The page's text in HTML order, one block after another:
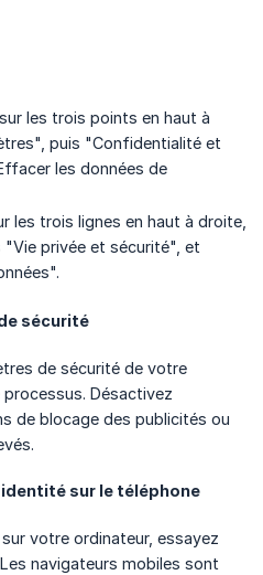
les trois points en haut à
puis "Confidentialité et
les données de
les trois lignes en haut à droite,
privée et sécurité", et
sécurité
de sécurité de votre
Désactivez
de blocage des publicités ou
sur le téléphone
votre ordinateur, essayez
navigateurs mobiles sont